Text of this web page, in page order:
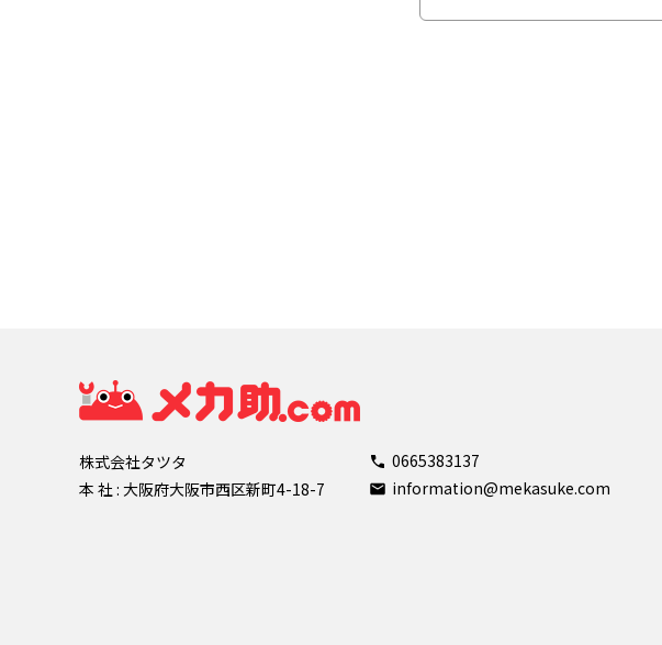
株式会社タツタ
本 社 : 大阪府大阪市西区新町4-18-7
0665383137
information@mekasuke.com